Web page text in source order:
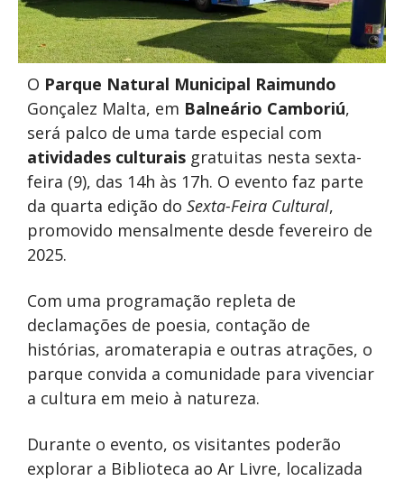
O Parque Natural Municipal Raimundo
Gonçalez Malta, em Balneário Camboriú,
será palco de uma tarde especial com
atividades culturais gratuitas nesta sexta-
feira (9), das 14h às 17h. O evento faz parte
da quarta edição do Sexta-Feira Cultural,
promovido mensalmente desde fevereiro de
2025.
Com uma programação repleta de
declamações de poesia, contação de
histórias, aromaterapia e outras atrações, o
parque convida a comunidade para vivenciar
a cultura em meio à natureza.
Durante o evento, os visitantes poderão
explorar a Biblioteca ao Ar Livre, localizada